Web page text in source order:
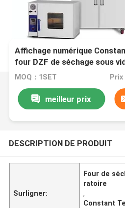
Affichage numérique
four DZF de séchage sous
MOQ：1SET
meilleur prix
DESCRIPTION DE PRODUIT
Surligner:
Four de
ratoire
,
Constant